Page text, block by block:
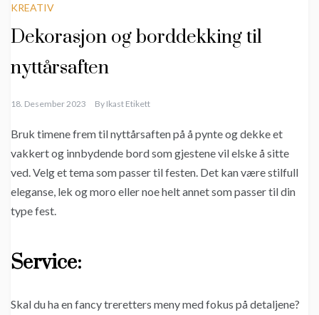
KREATIV
Dekorasjon og borddekking til
nyttårsaften
18. Desember 2023 By Ikast Etikett
Bruk timene frem til nyttårsaften på å pynte og dekke et
vakkert og innbydende bord som gjestene vil elske å sitte
ved. Velg et tema som passer til festen. Det kan være stilfull
eleganse, lek og moro eller noe helt annet som passer til din
type fest.
Service:
Skal du ha en fancy treretters meny med fokus på detaljene?